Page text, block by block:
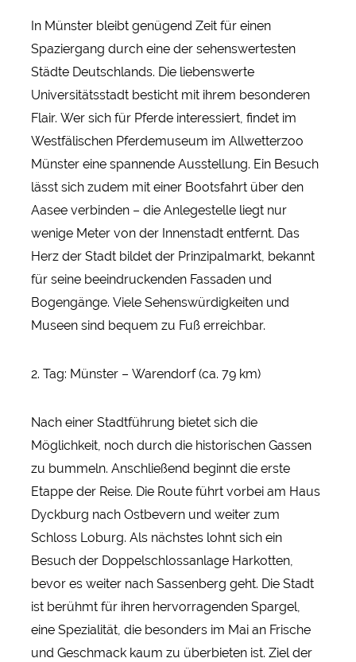
In Münster bleibt genügend Zeit für einen
Spaziergang durch eine der sehenswertesten
Städte Deutschlands. Die liebenswerte
Universitätsstadt besticht mit ihrem besonderen
Flair. Wer sich für Pferde interessiert, findet im
Westfälischen Pferdemuseum im Allwetterzoo
Münster eine spannende Ausstellung. Ein Besuch
lässt sich zudem mit einer Bootsfahrt über den
Aasee verbinden – die Anlegestelle liegt nur
wenige Meter von der Innenstadt entfernt. Das
Herz der Stadt bildet der Prinzipalmarkt, bekannt
für seine beeindruckenden Fassaden und
Bogengänge. Viele Sehenswürdigkeiten und
Museen sind bequem zu Fuß erreichbar.
2. Tag: Münster – Warendorf (ca. 79 km)
Nach einer Stadtführung bietet sich die
Möglichkeit, noch durch die historischen Gassen
zu bummeln. Anschließend beginnt die erste
Etappe der Reise. Die Route führt vorbei am Haus
Dyckburg nach Ostbevern und weiter zum
Schloss Loburg. Als nächstes lohnt sich ein
Besuch der Doppelschlossanlage Harkotten,
bevor es weiter nach Sassenberg geht. Die Stadt
ist berühmt für ihren hervorragenden Spargel,
eine Spezialität, die besonders im Mai an Frische
und Geschmack kaum zu überbieten ist. Ziel der